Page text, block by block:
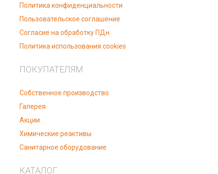
Политика конфиденциальности
Пользовательское соглашение
Согласие на обработку ПДн
Политика использования cookies
ПОКУПАТЕЛЯМ
Собственное производство
Галерея
Акции
Химические реактивы
Санитарное оборудование
КАТАЛОГ